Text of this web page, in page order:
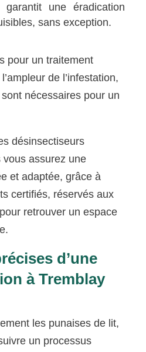
garantit une éradication
sans exception.
pour un traitement
de l’infestation,
nécessaires pour un
désinsectiseurs
assurez une
et adaptée, grâce à
certifiés, réservés aux
retrouver un espace
d’une
à Tremblay
les punaises de lit,
un processus